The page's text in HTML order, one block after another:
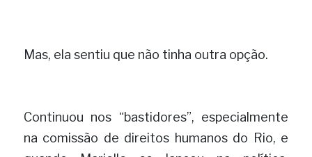
Mas, ela sentiu que não tinha outra opção.
Continuou nos “bastidores”, especialmente
na comissão de direitos humanos do Rio, e